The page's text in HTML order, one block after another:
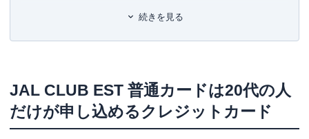
ス道場」オープン。
趣味は「猫」と「キートン」
ービス
JALマイル付与が最大4倍にアップ
続きを見る
JAL CLUB EST 普通カードは20代の人
だけが申し込めるクレジットカード